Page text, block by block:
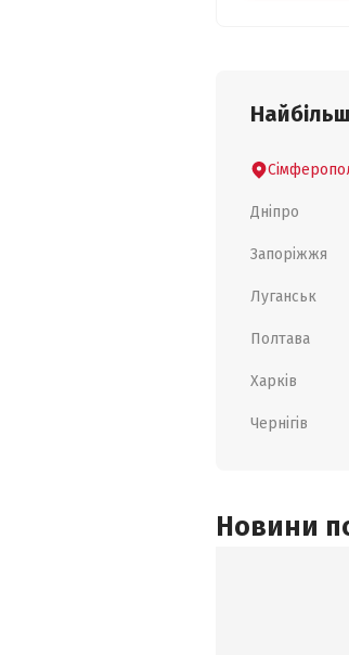
Дніпро
Запоріжжя
Луганськ
Полтава
Харків
Чернігів
Новини